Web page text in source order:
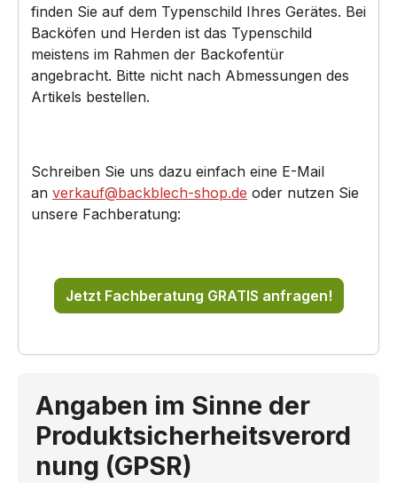
finden Sie auf dem Typenschild Ihres Gerätes. Bei
Backöfen und Herden ist das Typenschild
meistens im Rahmen der Backofentür
angebracht. Bitte nicht nach Abmessungen des
Artikels bestellen.
Schreiben Sie uns dazu einfach eine E-Mail
an verkauf@backblech-shop.de oder nutzen Sie
unsere Fachberatung:
Jetzt Fachberatung GRATIS anfragen!
Angaben im Sinne der
Produktsicherheitsverord
nung (GPSR)